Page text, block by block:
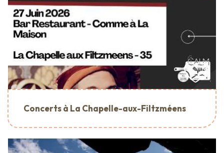
Concerts à La Chapelle-aux-Filtzméens